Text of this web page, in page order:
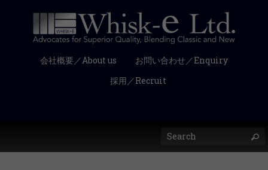
会社概要／About us
お問い合わせ／Enquiry
採用／Recruit